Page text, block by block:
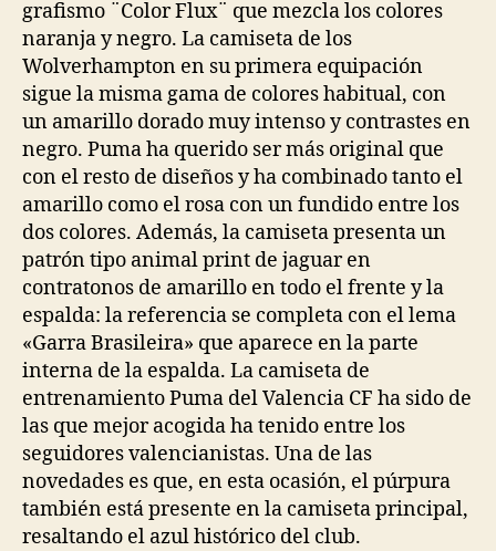
grafismo ¨Color Flux¨ que mezcla los colores
naranja y negro. La camiseta de los
Wolverhampton en su primera equipación
sigue la misma gama de colores habitual, con
un amarillo dorado muy intenso y contrastes en
negro. Puma ha querido ser más original que
con el resto de diseños y ha combinado tanto el
amarillo como el rosa con un fundido entre los
dos colores. Además, la camiseta presenta un
patrón tipo animal print de jaguar en
contratonos de amarillo en todo el frente y la
espalda: la referencia se completa con el lema
«Garra Brasileira» que aparece en la parte
interna de la espalda. La camiseta de
entrenamiento Puma del Valencia CF ha sido de
las que mejor acogida ha tenido entre los
seguidores valencianistas. Una de las
novedades es que, en esta ocasión, el púrpura
también está presente en la camiseta principal,
resaltando el azul histórico del club.